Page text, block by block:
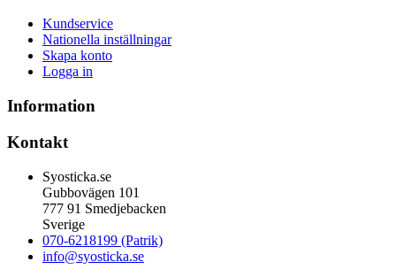
Kundservice
Nationella inställningar
Skapa konto
Logga in
Information
Kontakt
Syosticka.se
Gubbovägen 101
777 91 Smedjebacken
Sverige
070-6218199 (Patrik)
info@syosticka.se